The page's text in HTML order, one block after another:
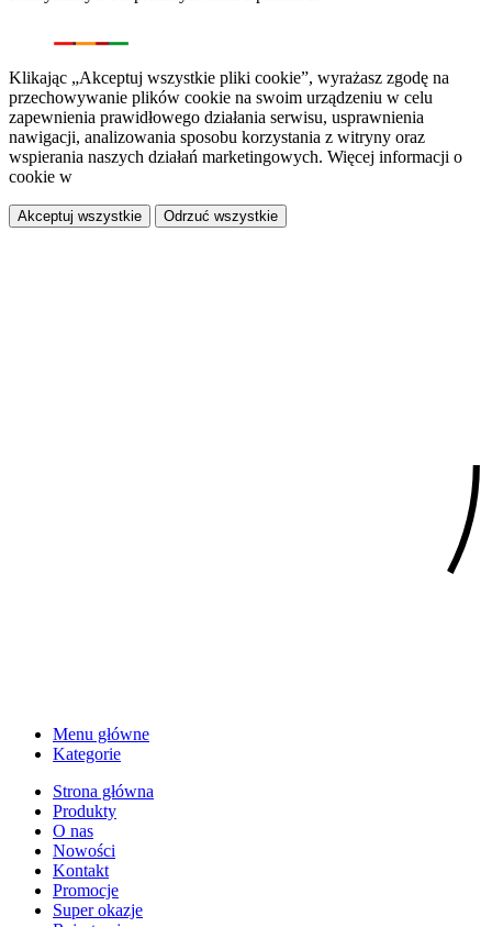
Klikając „Akceptuj wszystkie pliki cookie”, wyrażasz zgodę na
przechowywanie plików cookie na swoim urządzeniu w celu
zapewnienia prawidłowego działania serwisu, usprawnienia
nawigacji, analizowania sposobu korzystania z witryny oraz
wspierania naszych działań marketingowych. Więcej informacji o
cookie w
Akceptuj wszystkie Odrzuć wszystkie
Menu główne
Kategorie
Strona główna
Produkty
O nas
Nowości
Kontakt
Promocje
Super okazje